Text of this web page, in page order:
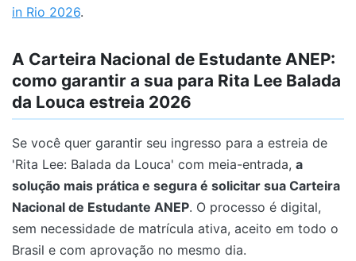
in Rio 2026.
A Carteira Nacional de Estudante ANEP:
como garantir a sua para Rita Lee Balada
da Louca estreia 2026
Se você quer garantir seu ingresso para a estreia de
'Rita Lee: Balada da Louca' com meia-entrada, a
solução mais prática e segura é solicitar sua Carteira
Nacional de Estudante ANEP. O processo é digital,
sem necessidade de matrícula ativa, aceito em todo o
Brasil e com aprovação no mesmo dia.